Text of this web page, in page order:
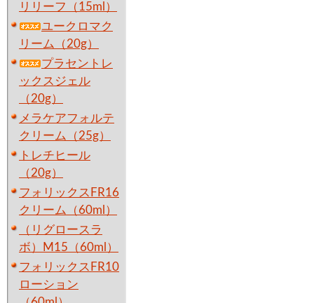
リリーフ（15ml）
ユークロマク
リーム（20g）
プラセントレ
ックスジェル
（20g）
メラケアフォルテ
クリーム（25g）
トレチヒール
（20g）
フォリックスFR16
クリーム（60ml）
（リグロースラ
ボ）M15（60ml）
フォリックスFR10
ローション